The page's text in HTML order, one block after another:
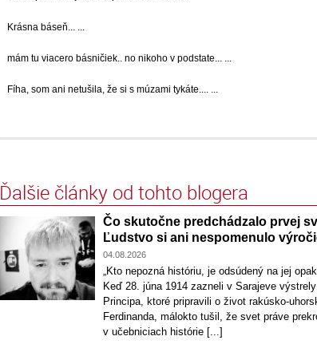
Krásna báseň... ...
mám tu viacero básničiek.. no nikoho v podstate... ...
Fíha, som ani netušila, že si s múzami tykáte.... ...
Ďalšie články od tohto blogera
Čo skutočne predchádzalo prvej
Ľudstvo si ani nespomenulo
04.08.2026
„Kto nepozná históriu, je odsúdený na jej
Keď 28. júna 1914 zazneli v Sarajeve
Principa, ktoré pripravili o život rakúsko-
Ferdinanda, málokto tušil, že svet práve
v učebniciach histórie [...]